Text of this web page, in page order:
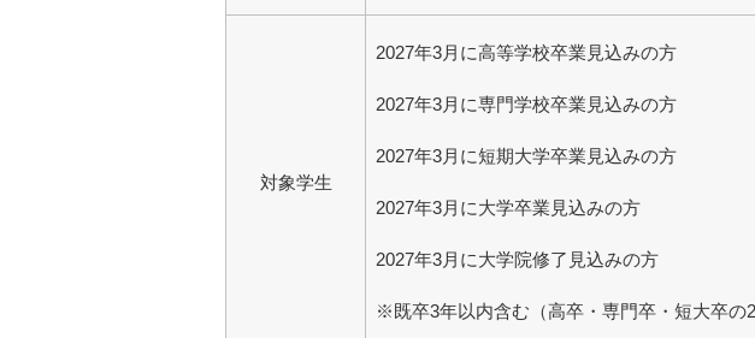
対象学生
2027年3月に高等学校卒業見込みの方
2027年3月に専門学校卒業見込みの方
2027年3月に短期大学卒業見込みの方
2027年3月に大学卒業見込みの方
2027年3月に大学院修了見込みの方
※既卒3年以内含む（高卒・専門卒・短大卒の